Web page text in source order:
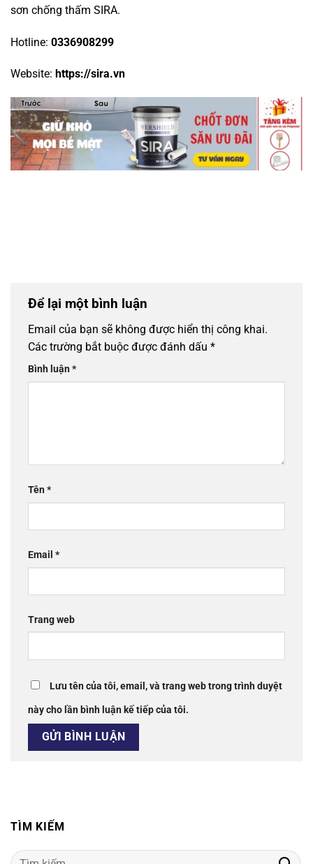
sơn chống thấm SIRA.
Hotline: 0336908299
Website: https://sira.vn
Để lại một bình luận
Email của bạn sẽ không được hiển thị công khai.
Các trường bắt buộc được đánh dấu *
Bình luận*
Tên*
Email *
Trang web
Lưu tên của tôi, email, và trang web trong trình duyệt
này cho lần bình luận kế tiếp của tôi.
TÌM KIẾM
Tìm